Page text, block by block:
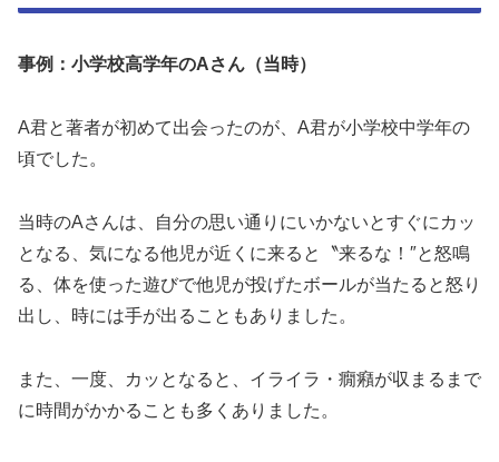
事例：小学校高学年のAさん（当時）
A君と著者が初めて出会ったのが、A君が小学校中学年の
頃でした。
当時のAさんは、自分の思い通りにいかないとすぐにカッ
となる、気になる他児が近くに来ると〝来るな！″と怒鳴
る、体を使った遊びで他児が投げたボールが当たると怒り
出し、時には手が出ることもありました。
また、一度、カッとなると、イライラ・癇癪が収まるまで
に時間がかかることも多くありました。